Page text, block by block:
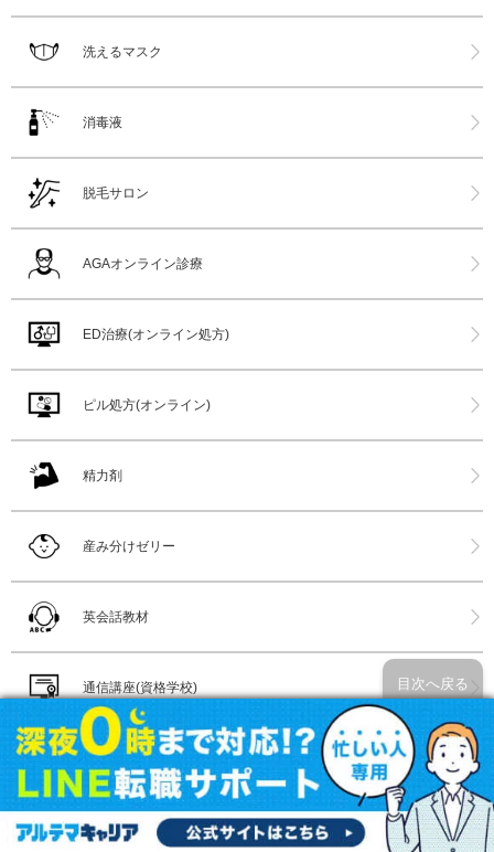
洗えるマスク
消毒液
脱毛サロン
AGAオンライン診療
ED治療(オンライン処方)
ピル処方(オンライン)
精力剤
産み分けゼリー
英会話教材
通信講座(資格学校)
プログラミング学習
ウェビナーツール
目次へ戻る